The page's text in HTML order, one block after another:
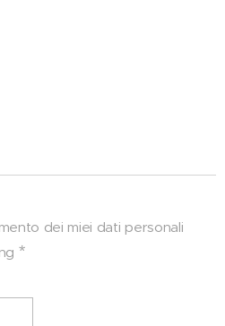
dei miei dati personali